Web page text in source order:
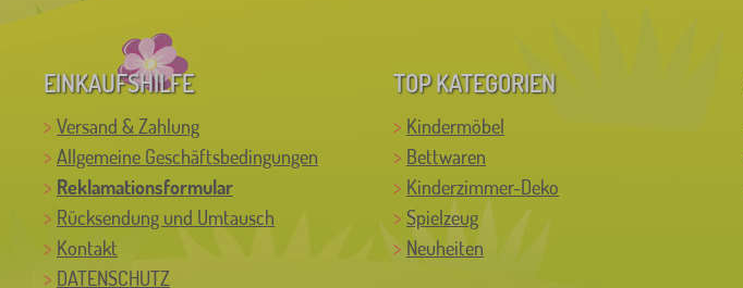
EINKAUFSHILFE
Versand & Zahlung
Allgemeine Geschäftsbedingungen
Reklamationsformular
Rücksendung und Umtausch
Kontakt
DATENSCHUTZ
TOP KATEGORIEN
Kindermöbel
Bettwaren
Kinderzimmer-Deko
Spielzeug
Neuheiten